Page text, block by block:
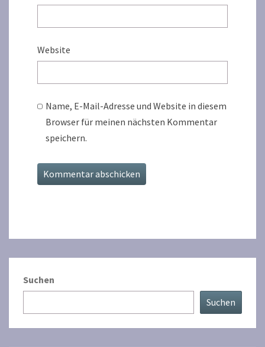
Website
Name, E-Mail-Adresse und Website in diesem
Browser für meinen nächsten Kommentar
speichern.
Suchen
Suchen